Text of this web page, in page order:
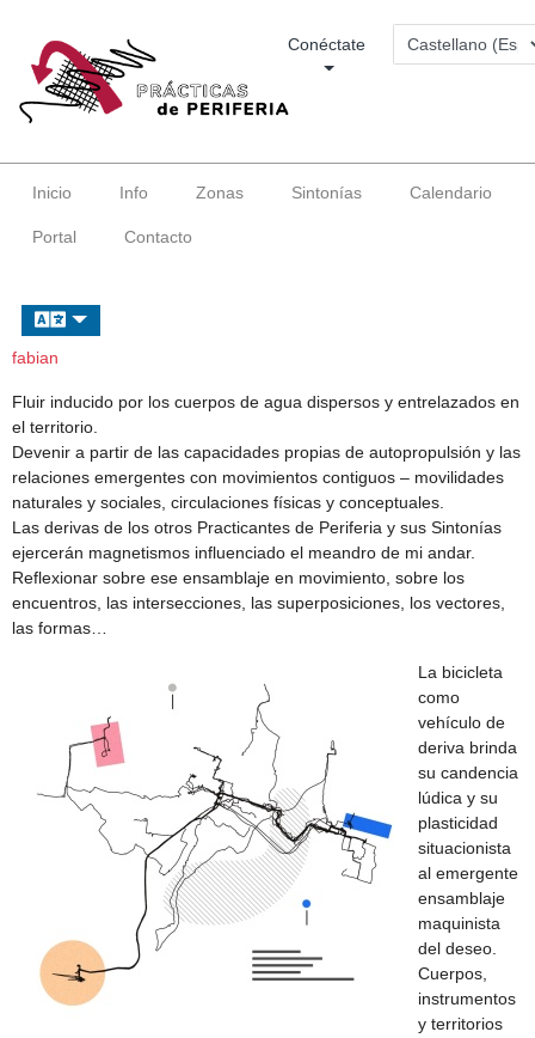
Conéctate
Inicio Info Zonas Sintonías Calendario
Portal Contacto
fabian
Fluir inducido por los cuerpos de agua dispersos y entrelazados en
el territorio.
Devenir a partir de las capacidades propias de autopropulsión y las
relaciones emergentes con movimientos contiguos – movilidades
naturales y sociales, circulaciones físicas y conceptuales.
Las derivas de los otros Practicantes de Periferia y sus Sintonías
ejercerán magnetismos influenciado el meandro de mi andar.
Reflexionar sobre ese ensamblaje en movimiento, sobre los
encuentros, las intersecciones, las superposiciones, los vectores,
las formas…
La bicicleta
como
vehículo de
deriva brinda
su candencia
lúdica y su
plasticidad
situacionista
al emergente
ensamblaje
maquinista
del deseo.
Cuerpos,
instrumentos
y territorios